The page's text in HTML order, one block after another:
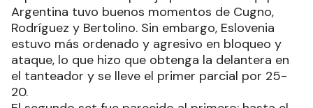
Argentina tuvo buenos momentos de Cugno,
Rodríguez y Bertolino. Sin embargo, Eslovenia
estuvo más ordenado y agresivo en bloqueo y
ataque, lo que hizo que obtenga la delantera en
el tanteador y se lleve el primer parcial por 25-
20.